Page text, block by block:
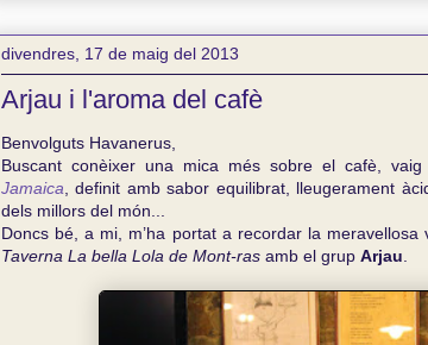
divendres, 17 de maig del 2013
Arjau i l'aroma del cafè
Benvolguts Havanerus,
Buscant conèixer una mica més sobre el cafè, vaig
Jamaica , definit amb sabor equilibrat, lleugerament
dels millors del món...
Doncs bé, a mi, m’ha portat a recordar la
Taverna La bella Lola de Mont-ras amb el grup Arjau